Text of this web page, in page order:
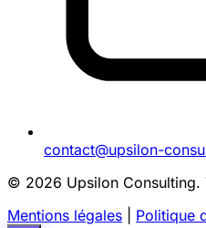
contact@upsilon-
© 2026 Upsilon Consulting.
Mentions légales
Politique